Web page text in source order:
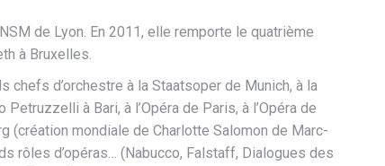
de Lyon. En 2011, elle remporte le quatrième
à Bruxelles.
d’orchestre à la Staatsoper de Munich, à la
Petruzzelli à Bari, à l’Opéra de Paris, à l’Opéra de
(création mondiale de Charlotte Salomon de Marc-
rôles d’opéras… (Nabucco, Falstaff, Dialogues des